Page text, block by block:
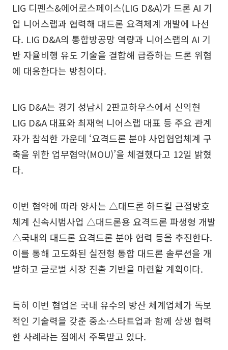
LIG 디펜스&에어로스페이스(LIG D&A)가 드론 AI 기
업 니어스랩과 협력해 대드론 요격체계 개발에 나선
다. LIG D&A의 통합방공망 역량과 니어스랩의 AI 기
반 자율비행 유도 기술을 결합해 급증하는 드론 위협
에 대응한다는 방침이다.
LIG D&A는 경기 성남시 2판교하우스에서 신익현
LIG D&A 대표와 최재혁 니어스랩 대표 등 주요 관계
자가 참석한 가운데 ‘요격드론 분야 사업협업체계 구
축을 위한 업무협약(MOU)’을 체결했다고 12일 밝혔
다.
이번 협약에 따라 양사는 △대드론 하드킬 근접방호
체계 신속시범사업 △대드론용 요격드론 파생형 개발
△국내외 대드론 요격드론 분야 협력 등을 추진한다.
이를 통해 고도화된 실전형 통합 대드론 솔루션을 개
발하고 글로벌 시장 진출 기반을 마련할 계획이다.
특히 이번 협업은 국내 유수의 방산 체계업체가 독보
적인 기술력을 갖춘 중소·스타트업과 함께 상생 협력
한 사례라는 점에서 주목받고 있다.